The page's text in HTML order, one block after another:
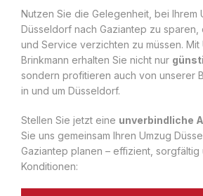
Nutzen Sie die Gelegenheit, bei Ihrem
Düsseldorf nach Gaziantep zu sparen,
und Service verzichten zu müssen. Mit
Brinkmann erhalten Sie nicht nur
sondern profitieren auch von unserer
in und um Düsseldorf.
Stellen Sie jetzt eine unverbindliche
Sie uns gemeinsam Ihren Umzug
Gaziantep planen – effizient,
Konditionen: